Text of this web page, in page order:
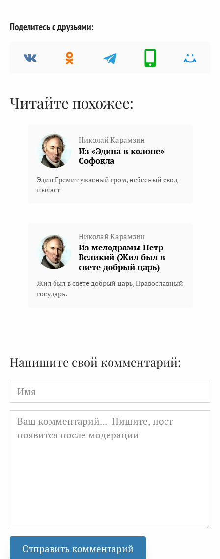
Поделитесь с друзьями:
Читайте похожее:
Николай Карамзин
Из «Эдипа в колоне»
Софокла
Эдип Гремит ужасный гром, небесный свод
пылает
Николай Карамзин
Из мелодрамы Петр
Великий (Жил был в
свете добрый царь)
Жил был в свете добрый царь, Православный
государь.
Напишите свой комментарий:
Имя